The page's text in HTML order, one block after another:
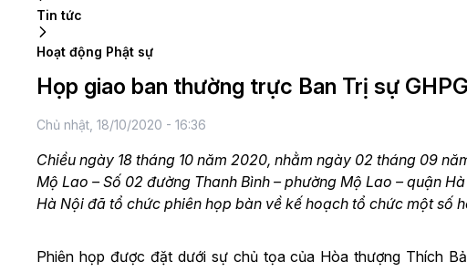
Tin tức
Hoạt động Phật sự
Họp giao ban thường trực Ban Trị sự
Chủ nhật, 18/10/2020 - 16:36
Chiều ngày 18 tháng 10 năm 2020, nhằm ngày 02 tháng 09
Mộ Lao – Số 02 đường Thanh Bình – phường Mộ Lao – quận
Hà Nội đã tổ chức phiên họp bàn về kế hoạch tổ chức một số
Phiên họp được đặt dưới sự chủ tọa của Hòa thượng Thích